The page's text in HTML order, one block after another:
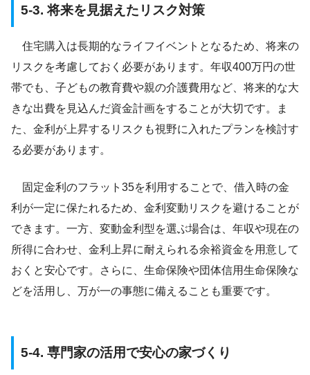
5-3. 将来を見据えたリスク対策
住宅購入は長期的なライフイベントとなるため、将来の
リスクを考慮しておく必要があります。年収400万円の世
帯でも、子どもの教育費や親の介護費用など、将来的な大
きな出費を見込んだ資金計画をすることが大切です。ま
た、金利が上昇するリスクも視野に入れたプランを検討す
る必要があります。
固定金利のフラット35を利用することで、借入時の金
利が一定に保たれるため、金利変動リスクを避けることが
できます。一方、変動金利型を選ぶ場合は、年収や現在の
所得に合わせ、金利上昇に耐えられる余裕資金を用意して
おくと安心です。さらに、生命保険や団体信用生命保険な
どを活用し、万が一の事態に備えることも重要です。
5-4. 専門家の活用で安心の家づくり